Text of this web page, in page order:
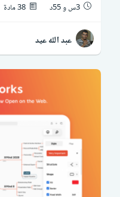
3س و 55د 38 مادة
عبد الله عيد